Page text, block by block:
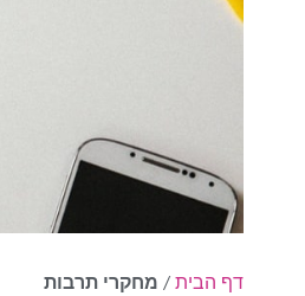
דף הבית / מחקרי תרבות